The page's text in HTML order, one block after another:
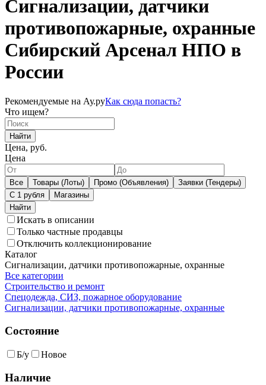
Сигнализации, датчики
противопожарные, охранные
Сибирский Арсенал НПО в
России
Рекомендуемые на Ау.руКак сюда попасть?
Что ищем?
Найти
Цена, руб.
Цена
Все Товары (Лоты) Промо (Объявления)
Заявки (Тендеры)
С 1 рубля
Магазины
Искать в описании
Только частные продавцы
Отключить коллекционирование
Каталог
Сигнализации, датчики противопожарные, охранные
Все категории
Строительство и ремонт
Спецодежда, СИЗ, пожарное оборудование
Сигнализации, датчики противопожарные, охранные
Состояние
Б/у Новое
Наличие